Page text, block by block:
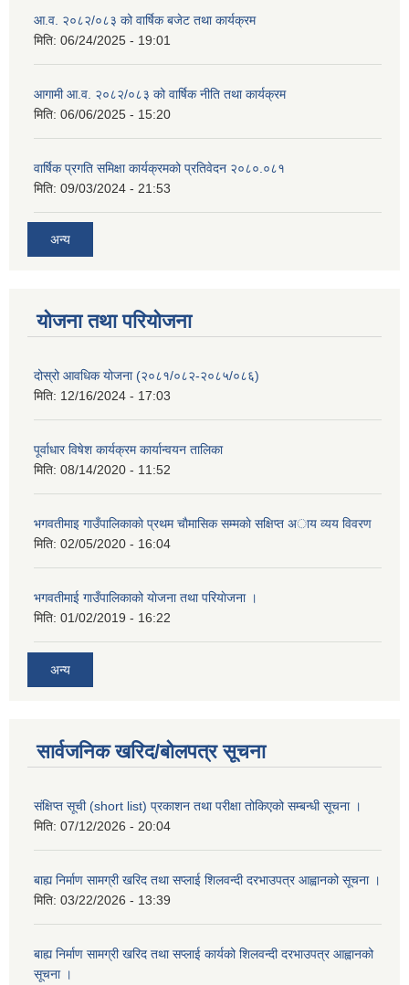
आ.व. २०८२/०८३ को वार्षिक बजेट तथा कार्यक्रम
मिति: 06/24/2025 - 19:01
आगामी आ.व. २०८२/०८३ को वार्षिक नीति तथा कार्यक्रम
मिति: 06/06/2025 - 15:20
वार्षिक प्रगति समिक्षा कार्यक्रमको प्रतिवेदन २०८०.०८१
मिति: 09/03/2024 - 21:53
अन्य
योजना तथा परियोजना
दोस्रो आवधिक योजना (२०८१/०८२-२०८५/०८६)
मिति: 12/16/2024 - 17:03
पूर्वाधार विषेश कार्यक्रम कार्यान्वयन तालिका
मिति: 08/14/2020 - 11:52
भगवतीमाइ गाउँपालिकाकाे प्रथम चाैमासिक सम्मकाे सक्षिप्त अाय व्यय विवरण
मिति: 02/05/2020 - 16:04
भगवतीमाई गाउँपालिकाको याेजना तथा परियाेजना ।
मिति: 01/02/2019 - 16:22
अन्य
सार्वजनिक खरिद/बोलपत्र सूचना
संक्षिप्त सूची (short list) प्रकाशन तथा परीक्षा तोकिएको सम्बन्धी सूचना ।
मिति: 07/12/2026 - 20:04
बाह्य निर्माण सामग्री खरिद तथा सप्लाई शिलवन्दी दरभाउपत्र आह्वानको सूचना ।
मिति: 03/22/2026 - 13:39
बाह्य निर्माण सामग्री खरिद तथा सप्लाई कार्यको शिलवन्दी दरभाउपत्र आह्वानको
सूचना ।